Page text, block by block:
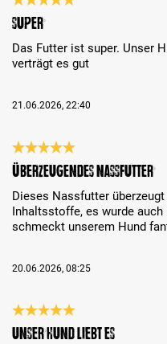
Recenzja z oceną 5 spośród
Super
Das Futter ist super. Unser
verträgt es gut
21.06.2026, 22:40
Recenzja z oceną 5 spośród
Überzeugendes Nassfutter
Dieses Nassfutter
Inhaltsstoffe, es wurde
schmeckt unserem Hund
20.06.2026, 08:25
Recenzja z oceną 5 spośród
Unser Hund liebt es